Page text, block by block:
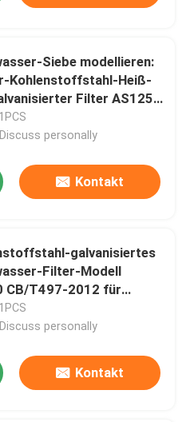
Siebe modellieren:
Kohlenstoffstahl-Heiß-
Filter AS125
2012 sich aalen Art
personally
Kontakt
galvanisiertes
Filter-Modell
CB/T497-2012 für
Unterwassertor-
Siebe
personally
Kontakt